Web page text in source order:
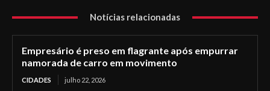
Notícias relacionadas
Empresário é preso em flagrante após empurrar
namorada de carro em movimento
CIDADES julho 22, 2026